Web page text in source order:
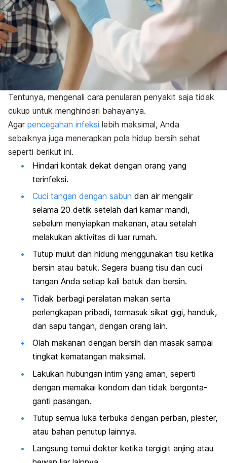
Tentunya, mengenali cara penularan penyakit saja tidak
cukup untuk menghindari bahayanya.
Agar pencegahan infeksi lebih maksimal, Anda
sebaiknya juga menerapkan pola hidup bersih sehat
seperti berikut ini.
Hindari kontak dekat dengan orang yang
terinfeksi.
Cuci tangan dengan sabun dan air mengalir
selama 20 detik setelah dari kamar mandi,
sebelum menyiapkan makanan, atau setelah
melakukan aktivitas di luar rumah.
Tutup mulut dan hidung menggunakan tisu ketika
bersin atau batuk. Segera buang tisu dan cuci
tangan Anda setiap kali batuk dan bersin.
Tidak berbagi peralatan makan serta
perlengkapan pribadi, termasuk sikat gigi, handuk,
dan sapu tangan, dengan orang lain.
Olah makanan dengan bersih dan masak sampai
tingkat kematangan maksimal.
Lakukan hubungan intim yang aman, seperti
dengan memakai kondom dan tidak bergonta-
ganti pasangan.
Tutup semua luka terbuka dengan perban, plester,
atau bahan penutup lainnya.
Langsung temui dokter ketika tergigit anjing atau